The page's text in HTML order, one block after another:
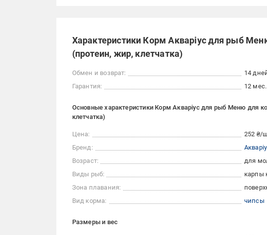
Характеристики Корм Акваріус для рыб
(протеин, жир, клетчатка)
Обмен и возврат:
14
Гарантия:
12 мес.
Основные характеристики Корм Акваріус для рыб Меню для
клетчатка)
Цена:
252 ₴/
Бренд:
Возраст:
для
Виды рыб:
карпы
Зона плавания:
Вид корма:
чипсы
Размеры и вес